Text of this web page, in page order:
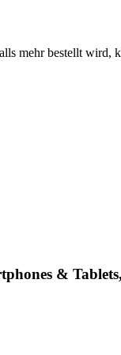
mehr bestellt wird,
&